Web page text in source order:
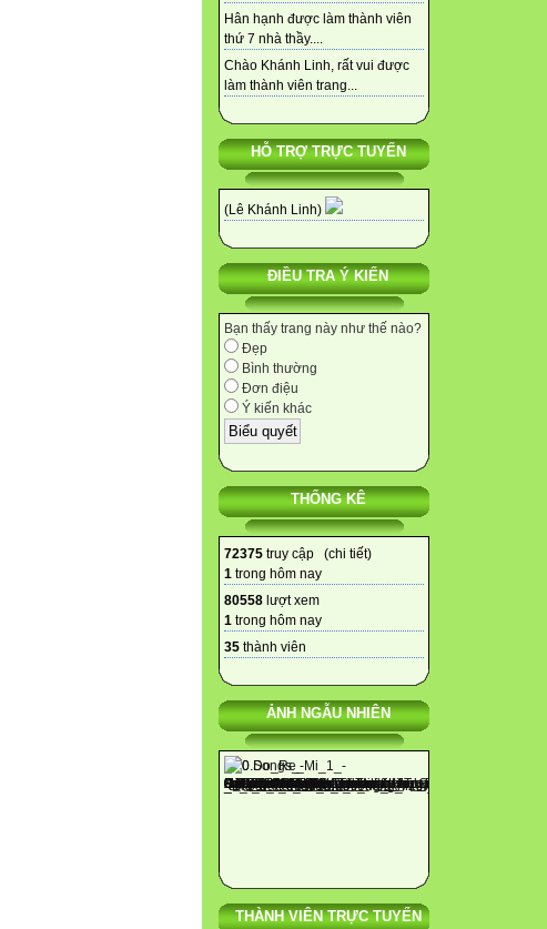
Hân hạnh được làm thành viên
thứ 7 nhà thầy....
Chào Khánh Linh, rất vui được
làm thành viên trang...
HỖ TRỢ TRỰC TUYẾN
(Lê Khánh Linh)
ĐIỀU TRA Ý KIẾN
Bạn thấy trang này như thế nào?
Đẹp
Bình thường
Đơn điệu
Ý kiến khác
THỐNG KÊ
72375 truy cập (chi tiết)
1 trong hôm nay
80558 lượt xem
1 trong hôm nay
35 thành viên
ẢNH NGẪU NHIÊN
THÀNH VIÊN TRỰC TUYẾN